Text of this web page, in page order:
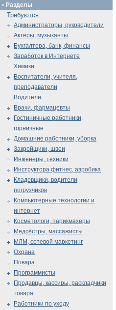
Разделы
Требуются
Администраторы, руководители
Актёры, музыканты
Бухгалтера, банк, финансы
Заработок в Интернете
Химики
Воспитатели, учителя,
преподаватели
Водители
Врачи, фармацевты
Гостиничные работники,
горничные
Домашние работники, уборка
Закройщики, швеи
Инженеры, техники
Инструктора фитнес, аэробика
Кладовщики, водители
погрузчиков
Компьютерные технологии и
интернет
Косметологи, парикмахеры
Медсёстры, массажисты
МЛМ, сетевой маркетинг
Охрана
Повара
Программисты
Продавцы, кассиры, раскладчики
товара
Работники по уходу